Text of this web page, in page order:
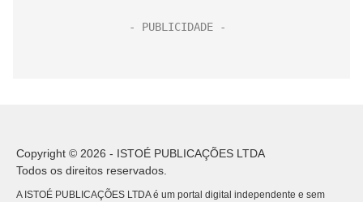
Copyright © 2026 - ISTOÉ PUBLICAÇÕES LTDA
Todos os direitos reservados.
A ISTOÉ PUBLICAÇÕES LTDA é um portal digital independente e sem